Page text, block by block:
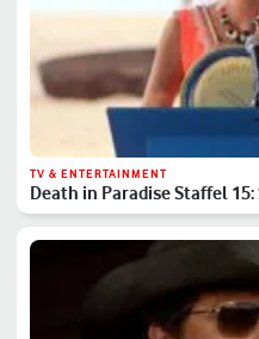
TV & ENTERTAINMENT
Death in Paradise Staffel